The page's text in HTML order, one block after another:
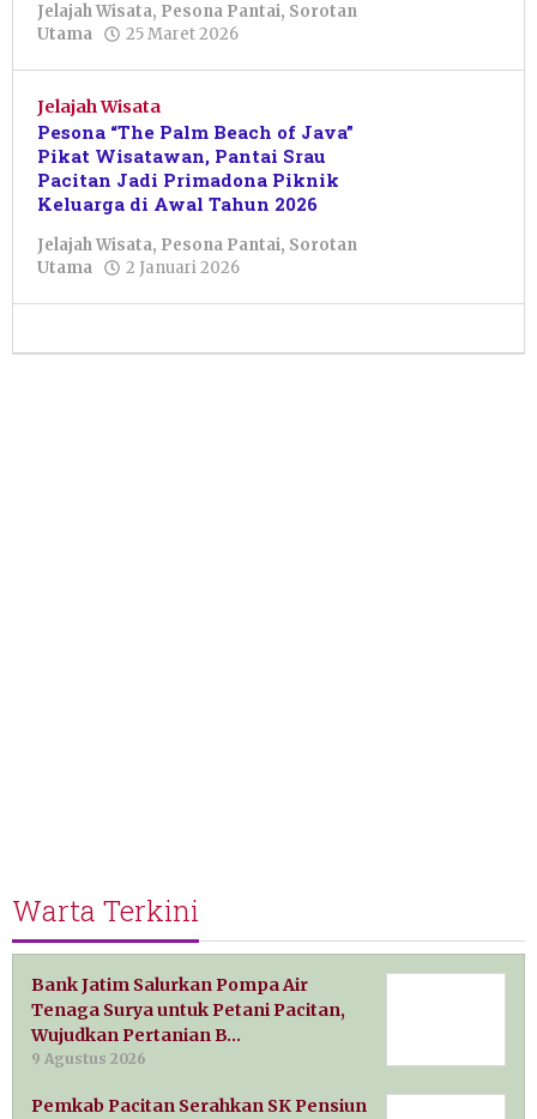
Jelajah Wisata, Pesona Pantai, Sorotan
Utama
25 Maret 2026
Cahyaningtias
Jelajah Wisata
Pesona “The Palm Beach of Java”
Pikat Wisatawan, Pantai Srau
Pacitan Jadi Primadona Piknik
Keluarga di Awal Tahun 2026
Jelajah Wisata, Pesona Pantai, Sorotan
Utama
2 Januari 2026
Assyahidah
Warta Terkini
Bank Jatim Salurkan Pompa Air
Tenaga Surya untuk Petani Pacitan,
Wujudkan Pertanian B…
9 Agustus 2026
Pemkab Pacitan Serahkan SK Pensiun